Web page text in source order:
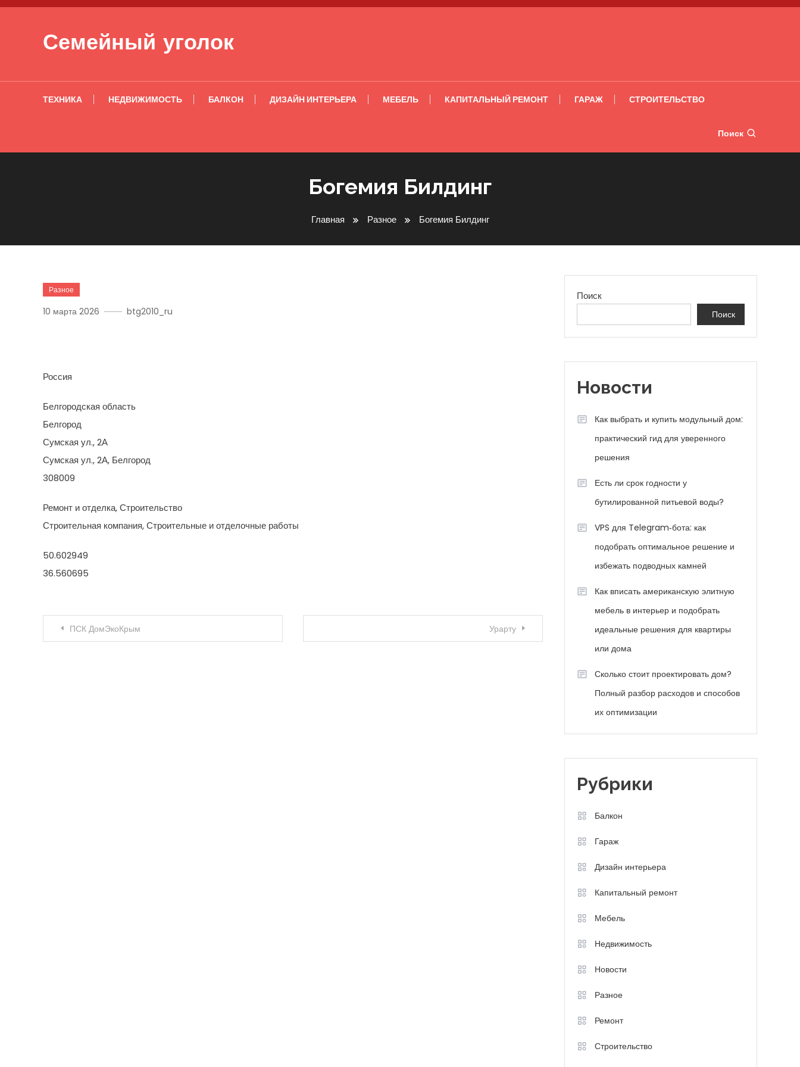
Перейти к содержимому
Семейный уголок
ТЕХНИКА НЕДВИЖИМОСТЬ БАЛКОН ДИЗАЙН ИНТЕРЬЕРА МЕБЕЛЬ КАПИТАЛЬНЫЙ РЕМОНТ ГАРАЖ СТРОИТЕЛЬСТВО
Поиск
Богемия Билдинг
Главная Разное Богемия Билдинг
Разное
10 марта 2026 btg2010_ru
Россия
Белгородская область
Белгород
Сумская ул., 2А
Сумская ул., 2А, Белгород
308009
Ремонт и отделка, Строительство
Строительная компания, Строительные и отделочные работы
50.602949
36.560695
Навигация по записям
ПСК ДомЭкоКрым Урарту
Поиск
Поиск
Новости
Как выбрать и купить модульный дом:
практический гид для уверенного
решения
Есть ли срок годности у
бутилированной питьевой воды?
VPS для Telegram‑бота: как
подобрать оптимальное решение и
избежать подводных камней
Как вписать американскую элитную
мебель в интерьер и подобрать
идеальные решения для квартиры
или дома
Сколько стоит проектировать дом?
Полный разбор расходов и способов
их оптимизации
Рубрики
Балкон
Гараж
Дизайн интерьера
Капитальный ремонт
Мебель
Недвижимость
Новости
Разное
Ремонт
Строительство